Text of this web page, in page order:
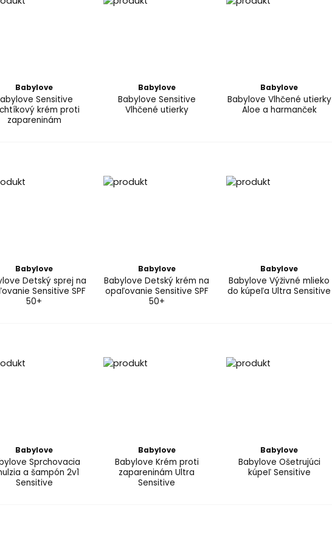
Babylove
Sensitive
krém proti
zapareninám
Babylove
Babylove Sensitive
Vlhčené utierky
Babylove
Babylove Vlhčené utierky
Aloe a harmanček
Babylove
Detský sprej na
Sensitive SPF
50+
Babylove
Babylove Detský krém na
opaľovanie Sensitive SPF
50+
Babylove
Babylove Výživné mlieko
do kúpeľa Ultra Sensitive
Babylove
Sprchovacia
a šampón 2v1
Sensitive
Babylove
Babylove Krém proti
zapareninám Ultra
Sensitive
Babylove
Babylove Ošetrujúci
kúpeľ Sensitive